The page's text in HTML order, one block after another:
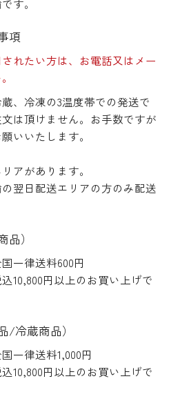
す。
項
れたい方は、お電話又はメー
、冷凍の3温度帯での発送で
は頂けません。お手数ですが
いいたします。
アがあります。
翌日配送エリアの方のみ配送
）
一律送料600円
10,800円以上のお買い上げで
/冷蔵商品）
一律送料1,000円
10,800円以上のお買い上げで